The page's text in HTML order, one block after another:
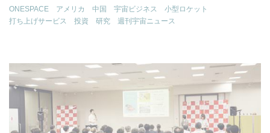
ONESPACE アメリカ 中国 宇宙ビジネス
小型ロケット
打ち上げサービス
投資 研究 週刊宇宙ニュース